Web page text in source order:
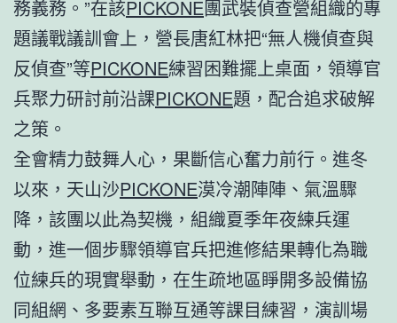
務義務。”在該PICKONE團武裝偵查營組織的專
題議戰議訓會上，營長唐紅林把“無人機偵查與
反偵查”等PICKONE練習困難擺上桌面，領導官
兵聚力研討前沿課PICKONE題，配合追求破解
之策。
全會精力鼓舞人心，果斷信心奮力前行。進冬
以來，天山沙PICKONE漠冷潮陣陣、氣溫驟
降，該團以此為契機，組織夏季年夜練兵運
動，進一個步驟領導官兵把進修結果轉化為職
位練兵的現實舉動，在生疏地區睜開多設備協
同組網、多要素互聯互通等課目練習，演訓場